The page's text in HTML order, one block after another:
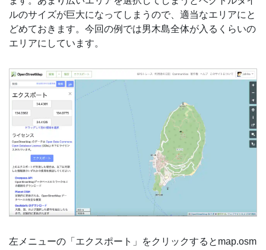
ルのサイズが巨大になってしまうので、適当なエリアにと
どめておきます。今回の例では男木島全体が入るくらいの
エリアにしています。
左メニューの「エクスポート」をクリックするとmap.osm